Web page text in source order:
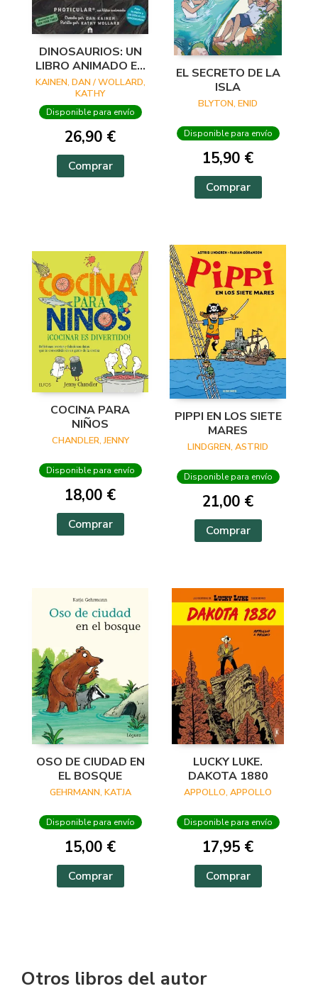
DINOSAURIOS: UN
LIBRO ANIMADO EN
PHOTICULAR
KAINEN, DAN / WOLLARD,
KATHY
Disponible para envío
26,90 €
Comprar
EL SECRETO DE LA
ISLA
BLYTON, ENID
Disponible para envío
15,90 €
Comprar
COCINA PARA
NIÑOS
CHANDLER, JENNY
Disponible para envío
18,00 €
Comprar
PIPPI EN LOS SIETE
MARES
LINDGREN, ASTRID
Disponible para envío
21,00 €
Comprar
OSO DE CIUDAD EN
EL BOSQUE
GEHRMANN, KATJA
Disponible para envío
15,00 €
Comprar
LUCKY LUKE.
DAKOTA 1880
APPOLLO, APPOLLO
Disponible para envío
17,95 €
Comprar
Otros libros del autor